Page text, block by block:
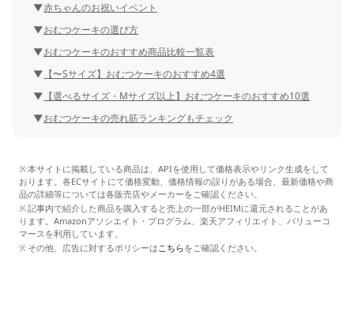
赤ちゃんのお祝いイベント
おむつケーキの選び方
おむつケーキのおすすめ商品比較一覧表
【〜Sサイズ】おむつケーキのおすすめ4選
【選べるサイズ・Mサイズ以上】おむつケーキのおすすめ10選
おむつケーキの売れ筋ランキングもチェック
本サイトに掲載している商品は、APIを使用して価格表示やリンク生成をして
おります。各ECサイトにて価格変動、価格情報の誤りがある場合、最新価格や商
品の詳細等については各販売店やメーカーをご確認ください。
記事内で紹介した商品を購入すると売上の一部がHEIMに還元されることがあ
ります。Amazonアソシエイト・プログラム、楽天アフィリエイト、バリューコ
マースを利用しています。
その他、広告に対するポリシーはこちらをご確認ください。